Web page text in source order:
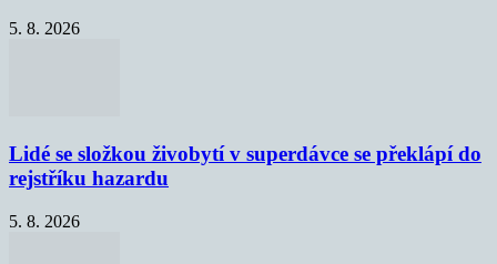
5. 8. 2026
Lidé se složkou živobytí v superdávce se překlápí do
rejstříku hazardu
5. 8. 2026